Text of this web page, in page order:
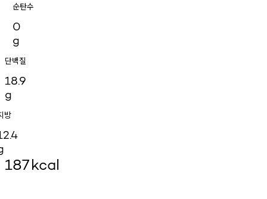
순탄수
0
g
단백질
18.9
g
방
187kcal